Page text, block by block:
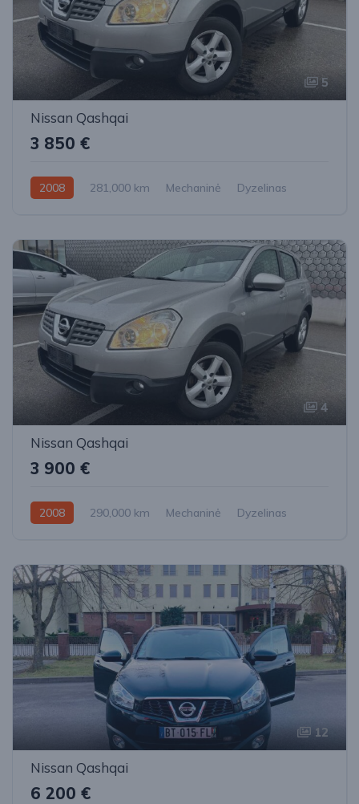
5
Nissan Qashqai
3 850 €
2008 281,000 km Mechaninė
Dyzelinas
4
Nissan Qashqai
3 900 €
2008 290,000 km Mechaninė
Dyzelinas
12
Nissan Qashqai
6 200 €